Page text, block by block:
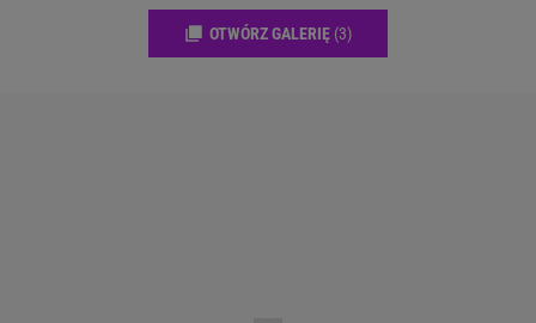
OTWÓRZ GALERIĘ (3)